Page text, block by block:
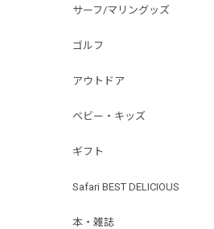
サーフ/マリングッズ
ゴルフ
アウトドア
ベビー・キッズ
ギフト
Safari BEST DELICIOUS
本・雑誌